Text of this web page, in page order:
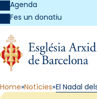
Agenda
Fes un donatiu
Home Notícies El Nadal